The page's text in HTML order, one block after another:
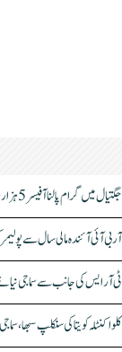
جگتیال میں گرام پالنا آفیسر 5 ہزار روپے رشوت لیتے ہوئے گرفتار
آر بی آئی آئندہ مالی سال سے
ٹی آر ایس کی جانب سے سماجی نیائے
کلواکنٹلہ کویتا کی سنکلپ سبھا،